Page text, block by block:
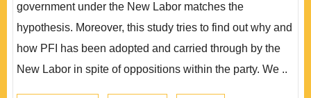
government under the New Labor matches the
hypothesis. Moreover, this study tries to find out why and
how PFI has been adopted and carried through by the
New Labor in spite of oppositions within the party. We ..